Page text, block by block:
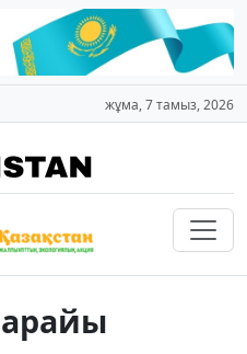
жұма, 7 тамыз, 2026